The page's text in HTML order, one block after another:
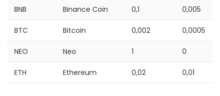
BNB Binance Coin 0,1 0,005
BTC Bitcoin 0,002 0,0005
NEO Neo 1 0
ETH Ethereum 0,02 0,01